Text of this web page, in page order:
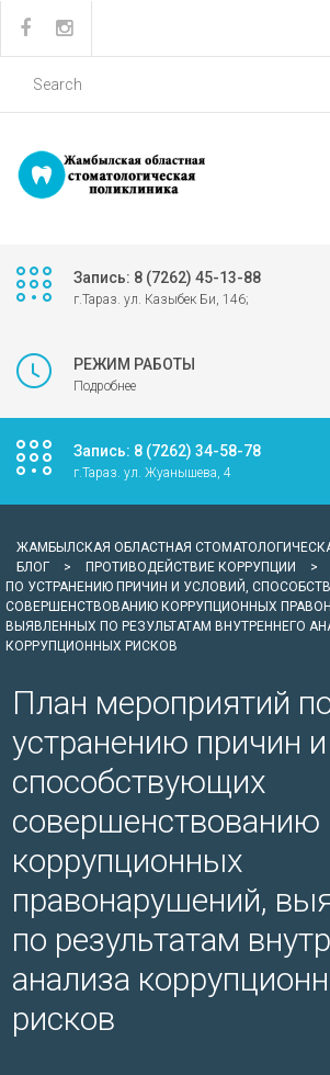
Запись: 8 (7262) 45-13-88
г.Тараз. ул. Казыбек Би, 146;
РЕЖИМ РАБОТЫ
Подробнее
Запись: 8 (7262) 34-58-78
г.Тараз. ул. Жуанышева, 4
ЖАМБЫЛСКАЯ ОБЛАСТНАЯ
БЛОГ
> ПРОТИВОДЕЙСТВИЕ КОРРУПЦИИ >
ПО УСТРАНЕНИЮ ПРИЧИН И УСЛОВИЙ,
СОВЕРШЕНСТВОВАНИЮ КОРРУПЦИОННЫХ
ВЫЯВЛЕННЫХ ПО РЕЗУЛЬТАТАМ ВНУТРЕННЕГО
КОРРУПЦИОННЫХ РИСКОВ
План мероприятий
устранению причин
способствующих
совершенствованию
коррупционных
правонарушений,
по результатам
анализа
рисков